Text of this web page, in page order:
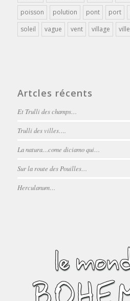
poisson
polution pont port
soleil
vague vent village ville
Artcles récents
Et Trulli des champs…
Trulli des villes….
La natura…come diciamo qui…
Sur la route des Pouilles…
Herculanum…